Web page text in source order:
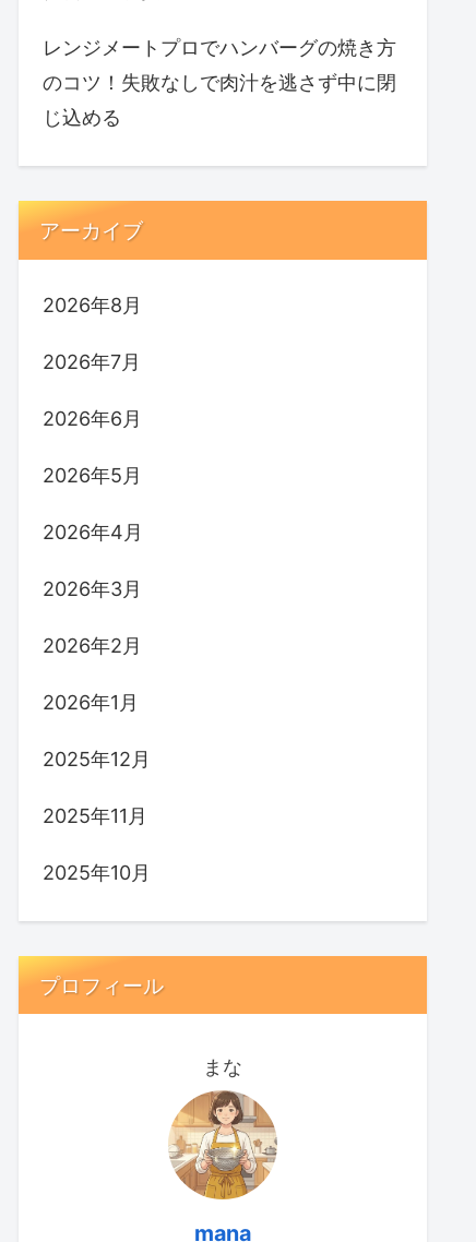
レンジメートプロでハンバーグの焼き方
のコツ！失敗なしで肉汁を逃さず中に閉
じ込める
アーカイブ
2026年8月
2026年7月
2026年6月
2026年5月
2026年4月
2026年3月
2026年2月
2026年1月
2025年12月
2025年11月
2025年10月
プロフィール
まな
mana